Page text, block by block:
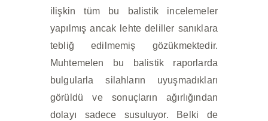
ilişkin tüm bu balistik incelemeler
yapılmış ancak lehte deliller sanıklara
tebliğ edilmemiş gözükmektedir.
Muhtemelen bu balistik raporlarda
bulgularla silahların uyuşmadıkları
görüldü ve sonuçların ağırlığından
dolayı sadece susuluyor. Belki de